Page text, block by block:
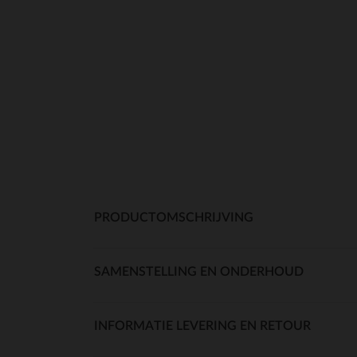
PRODUCTOMSCHRIJVING
SAMENSTELLING EN ONDERHOUD
INFORMATIE LEVERING EN RETOUR